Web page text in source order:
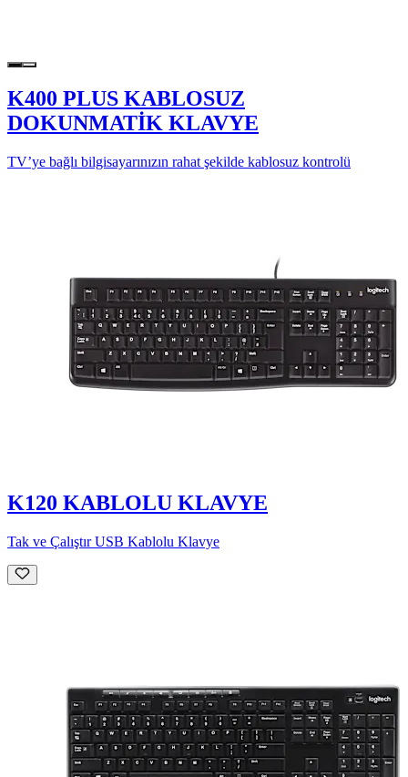
K400 PLUS KABLOSUZ
DOKUNMATİK KLAVYE
TV’ye bağlı bilgisayarınızın rahat şekilde kablosuz kontrolü
K120 KABLOLU KLAVYE
Tak ve Çalıştır USB Kablolu Klavye